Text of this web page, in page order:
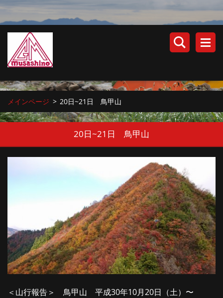
メインページ > 20日~21日 鳥甲山
20日~21日 鳥甲山
＜山行報告＞ 鳥甲山 平成30年10月20日（土）〜